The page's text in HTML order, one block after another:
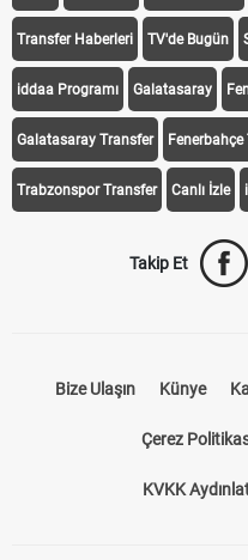
Transfer Haberleri TV'de Bugün
iddaa Programı Galatasaray
Galatasaray Transfer
Trabzonspor Transfer Canlı İzle
Takip Et
Bize Ulaşın Künye
Çerez
KVKK